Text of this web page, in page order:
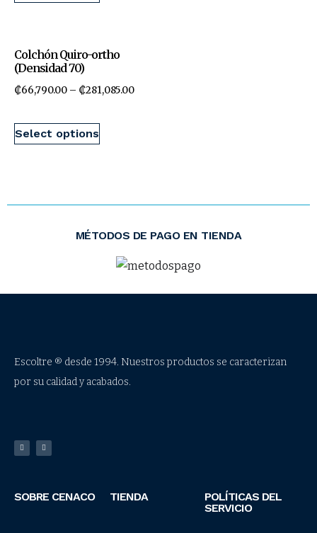
Colchón Quiro-ortho
(Densidad 70)
₡66,790.00 – ₡281,085.00
Select options
MÉTODOS DE PAGO EN TIENDA
Escoltre ® desde 1994. Nuestros productos se caracterizan
por su calidad y acabados.
SOBRE CENACO TIENDA
POLÍTICAS DEL
SERVICIO